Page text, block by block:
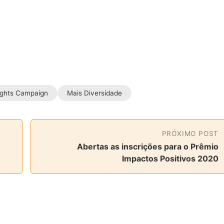
Campaign Mais Diversidade
PRÓXIMO POST
Abertas as inscrições para o Prêmio
Impactos Positivos 2020